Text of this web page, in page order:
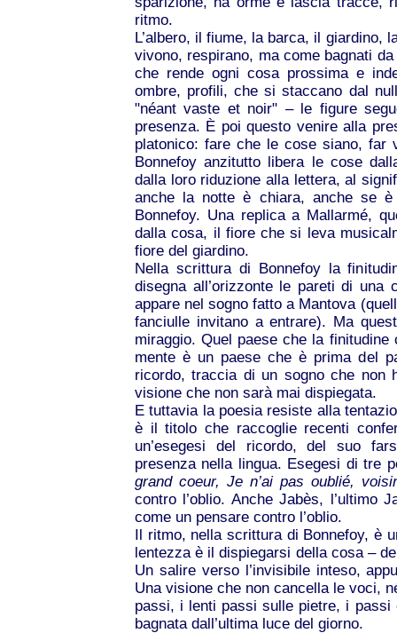
ritmo.
L’albero, il fiume, la barca, il giardino,
vivono, respirano, ma come bagnati
che rende ogni cosa prossima e
ombre, profili, che si staccano dal
"néant vaste et noir" – le figure
presenza. È poi questo venire alla
platonico: fare che le cose siano, far
Bonnefoy anzitutto libera le cose
dalla loro riduzione alla lettera, al
anche la notte è chiara, anche se
Bonnefoy. Una replica a Mallarmé,
dalla cosa, il fiore che si leva
fiore del giardino.
Nella scrittura di Bonnefoy la
disegna all’orizzonte le pareti di una
appare nel sogno fatto a Mantova
fanciulle invitano a entrare). Ma
miraggio. Quel paese che la
mente è un paese che è prima del
ricordo, traccia di un sogno che non
visione che non sarà mai dispiegata.
E tuttavia la poesia resiste alla
è il titolo che raccoglie recenti
un’esegesi del ricordo, del suo
presenza nella lingua. Esegesi di tre
grand coeur, Je n’ai pas oublié,
contro l’oblio. Anche Jabès, l’ultimo
come un pensare contro l’oblio.
Il ritmo, nella scrittura di Bonnefoy, è
lentezza è il dispiegarsi della cosa –
Un salire verso l’invisibile inteso,
Una visione che non cancella le voci,
passi, i lenti passi sulle pietre, i passi
bagnata dall’ultima luce del giorno.